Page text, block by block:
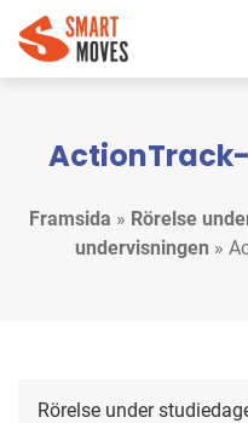
Framsida » Rörelse
undervisningen »
Rörelse under